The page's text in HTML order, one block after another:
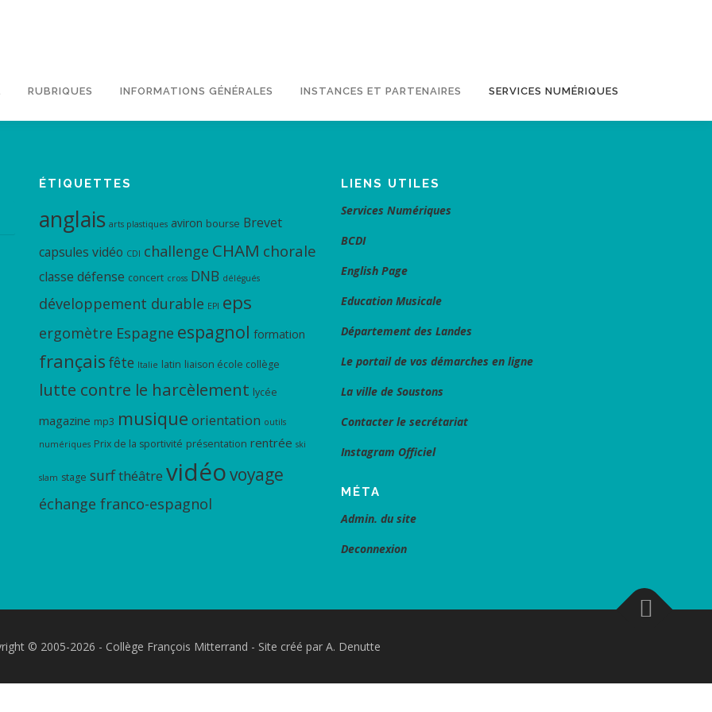
RUBRIQUES INFORMATIONS GÉNÉRALES INSTANCES ET PARTENAIRES SERVICES NUMÉRIQUES
ÉTIQUETTES
anglais arts plastiques aviron bourse Brevet
capsules vidéo CDI challenge CHAM chorale
classe défense concert cross DNB délégués
développement durable EPI eps
ergomètre Espagne espagnol formation
français fête Italie latin liaison école collège
lutte contre le harcèlement lycée
magazine mp3 musique orientation outils
numériques Prix de la sportivité présentation rentrée ski
slam stage surfthéâtre vidéovoyage
échange franco-espagnol
LIENS UTILES
Services Numériques
BCDI
English Page
Education Musicale
Département des Landes
Le portail de vos démarches en ligne
La ville de Soustons
Contacter le secrétariat
Instagram Officiel
MÉTA
Admin. du site
Deconnexion
© 2005-2026 - Collège François Mitterrand - Site créé par A. Denutte